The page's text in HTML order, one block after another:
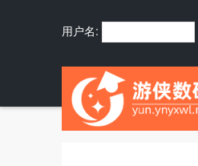
用户名: